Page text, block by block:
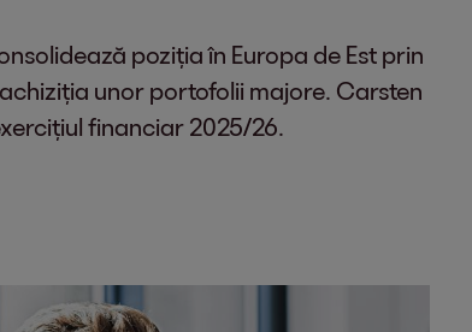
poziția în Europa de Est prin
unor portofolii majore. Carsten
financiar 2025/26.